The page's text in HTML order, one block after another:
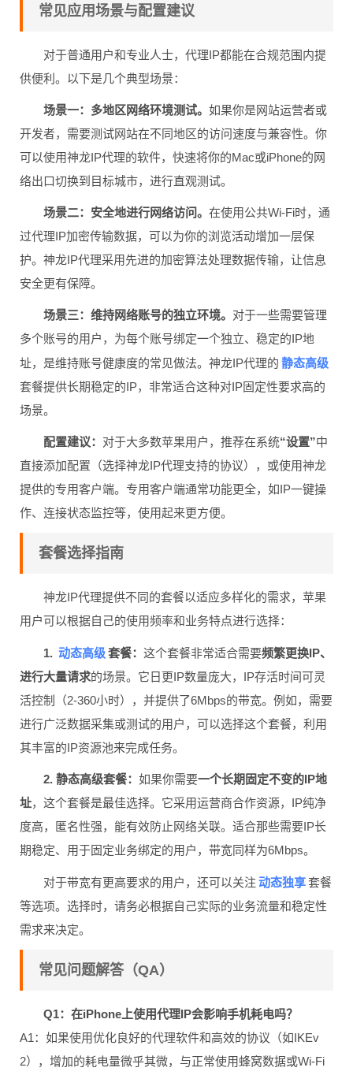
常见应用场景与配置建议
对于普通用户和专业人士，代理IP都能在合规范围内提
供便利。以下是几个典型场景：
场景一：多地区网络环境测试。 如果你是网站运营者或
开发者，需要测试网站在不同地区的访问速度与兼容性。你
可以使用神龙IP代理的软件，快速将你的Mac或iPhone的网
络出口切换到目标城市，进行直观测试。
场景二：安全地进行网络访问。 在使用公共Wi-Fi时，通
过代理IP加密传输数据，可以为你的浏览活动增加一层保
护。神龙IP代理采用先进的加密算法处理数据传输，让信息
安全更有保障。
场景三：维持网络账号的独立环境。 对于一些需要管理
多个账号的用户，为每个账号绑定一个独立、稳定的IP地
址，是维持账号健康度的常见做法。神龙IP代理的 静态高级
套餐提供长期稳定的IP，非常适合这种对IP固定性要求高的
场景。
配置建议： 对于大多数苹果用户，推荐在系统“设置”中
直接添加配置（选择神龙IP代理支持的协议），或使用神龙
提供的专用客户端。专用客户端通常功能更全，如IP一键操
作、连接状态监控等，使用起来更方便。
套餐选择指南
神龙IP代理提供不同的套餐以适应多样化的需求，苹果
用户可以根据自己的使用频率和业务特点进行选择：
1. 动态高级套餐： 这个套餐非常适合需要频繁更换IP、
进行大量请求的场景。它日更IP数量庞大，IP存活时间可灵
活控制（2-360小时），并提供了6Mbps的带宽。例如，需要
进行广泛数据采集或测试的用户，可以选择这个套餐，利用
其丰富的IP资源池来完成任务。
2. 静态高级套餐： 如果你需要一个长期固定不变的IP地
址，这个套餐是最佳选择。它采用运营商合作资源，IP纯净
度高，匿名性强，能有效防止网络关联。适合那些需要IP长
期稳定、用于固定业务绑定的用户，带宽同样为6Mbps。
对于带宽有更高要求的用户，还可以关注 动态独享 套餐
等选项。选择时，请务必根据自己实际的业务流量和稳定性
需求来决定。
常见问题解答（QA）
Q1：在iPhone上使用代理IP会影响手机耗电吗？
A1：如果使用优化良好的代理软件和高效的协议（如IKEv
2），增加的耗电量微乎其微，与正常使用蜂窝数据或Wi-Fi